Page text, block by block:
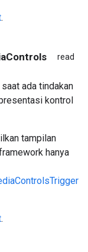
.
read
ada tindakan
kontrol
tampilan
hanya
.